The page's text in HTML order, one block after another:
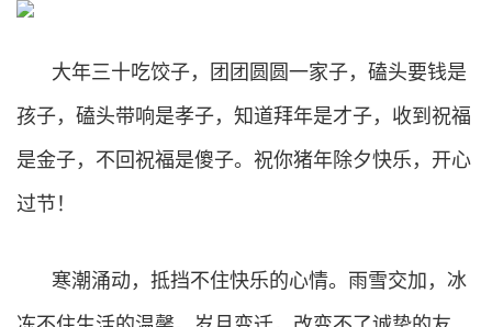
大年三十吃饺子，团团圆圆一家子，磕头要钱是
孩子，磕头带响是孝子，知道拜年是才子，收到祝福
是金子，不回祝福是傻子。祝你猪年除夕快乐，开心
过节！
寒潮涌动，抵挡不住快乐的心情。雨雪交加，冰